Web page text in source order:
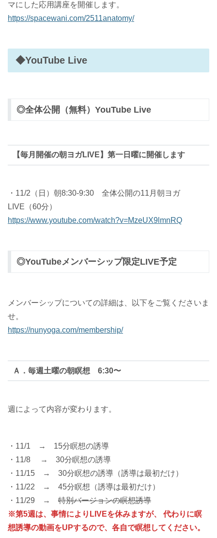
マにした応用講座を開催します。
https://spacewani.com/2511anatomy/
◆YouTube Live
◎全体公開（無料）YouTube Live
【毎月開催の朝ヨガLIVE】第一日曜に開催します
・11/2（日）朝8:30-9:30 全体公開の11月朝ヨガ
LIVE（60分）
https://www.youtube.com/watch?v=MzeUX9lmnRQ
◎YouTubeメンバーシップ限定LIVE予定
メンバーシップについての詳細は、以下をご覧くださいま
せ。
https://nunyoga.com/membership/
Ａ．毎週土曜の朝瞑想 6:30〜
週によって内容が変わります。
・11/1 → 15分瞑想の誘導
・11/8 → 30分瞑想の誘導
・11/15 → 30分瞑想の誘導（誘導は最初だけ）
・11/22 → 45分瞑想（誘導は最初だけ）
・11/29 → 特別バージョンの瞑想誘導
※第5週は、事情によりLIVEを休みますが、 代わりに瞑
想誘導の動画をUPするので、各自で瞑想してください。